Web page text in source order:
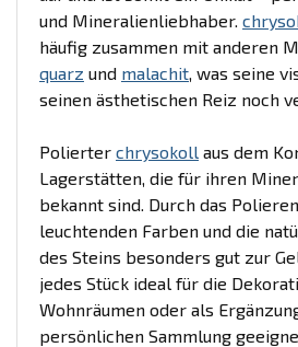
und Mineralienliebhaber.
häufig zusammen mit anderen
quarz und malachit, was seine
seinen ästhetischen Reiz noch
Polierter chrysokoll aus dem
Lagerstätten, die für ihren
bekannt sind. Durch das
leuchtenden Farben und die
des Steins besonders gut zur
jedes Stück ideal für die
Wohnräumen oder als
persönlichen Sammlung